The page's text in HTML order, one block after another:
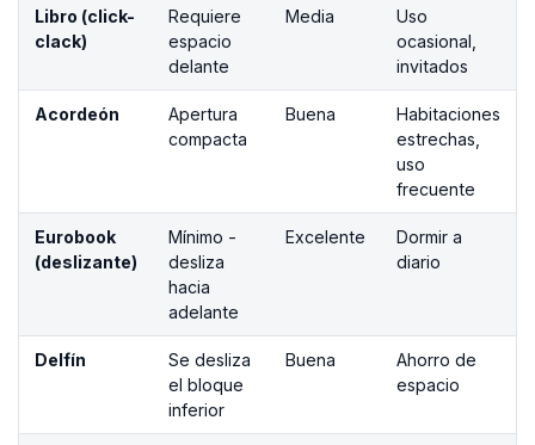
Libro (click-
clack)
Requiere
espacio
delante
Media
Uso
ocasional,
invitados
Acordeón
Apertura
compacta
Buena
Habitaciones
estrechas,
uso
frecuente
Eurobook
(deslizante)
Mínimo -
desliza
hacia
adelante
Excelente
Dormir a
diario
Delfín
Se desliza
el bloque
inferior
Buena
Ahorro de
espacio